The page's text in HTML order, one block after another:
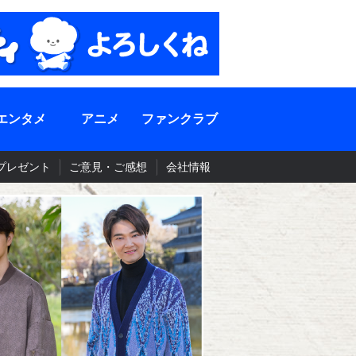
ンタメ アニメ ファンクラブ
レゼント ご意見・ご感想 会社情報